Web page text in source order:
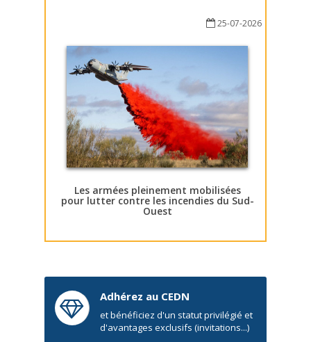
25-07-2026
Les armées pleinement mobilisées
pour lutter contre les incendies du Sud-
Ouest
Adhérez au CEDN
et bénéficiez d'un statut privilégié et
d'avantages exclusifs (invitations...)